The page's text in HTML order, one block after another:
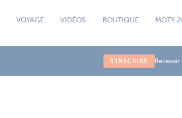
VOYAGE VIDÉOS BOUTIQUE MOTY
S'INSCRIRE Recevoir